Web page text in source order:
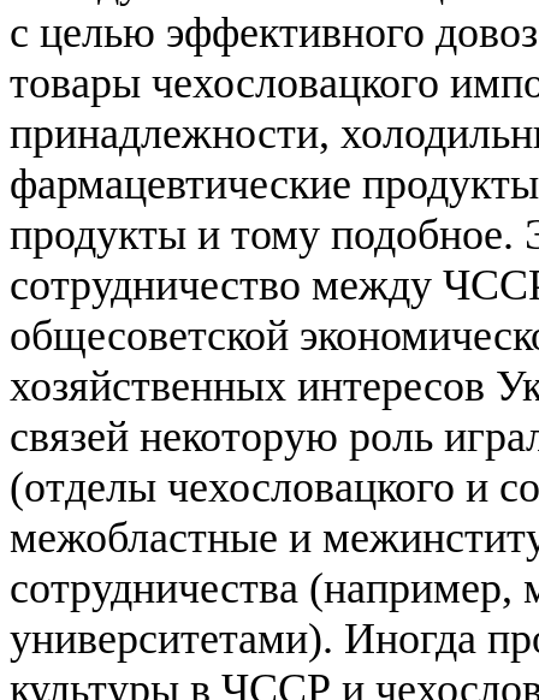
с целью эффективного
товары чехословацкого
принадлежности,
фармацевтические
продукты и тому подобное.
сотрудничество между
общесоветской
хозяйственных интересов
связей некоторую роль
(отделы чехословацкого и
межобластные и
сотрудничества
университетами). Иногда
культуры в ЧССР и